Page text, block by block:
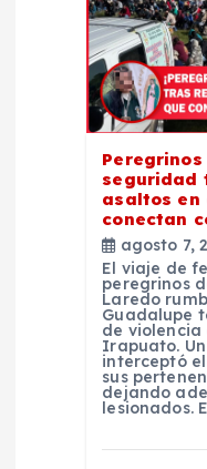
seguridad
asaltos en
conectan
agosto 7,
El viaje de
peregrinos
Laredo
Guadalupe
de violencia
Irapuato.
interceptó
sus
dejando
lesionados.